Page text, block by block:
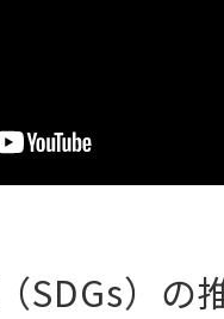
SDGs）の